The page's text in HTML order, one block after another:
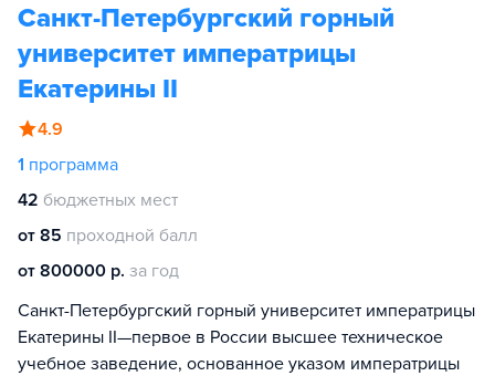
Санкт-Петербургский горный
университет императрицы
Екатерины II
4.9
1 программа
42 бюджетных мест
от 85 проходной балл
от 800000 р. за год
Санкт-Петербургский горный университет императрицы
Екатерины II—первое в России высшее техническое
учебное заведение, основанное указом императрицы